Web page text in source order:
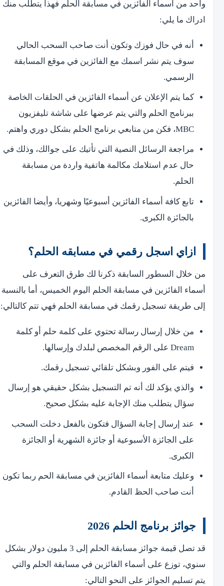
واحد من أسماء الفائزين في مسابقة الحلم فهذا يتطلب منك
ادراك ما يلي:
أنه في حال فوزك وتكون أنت صاحب السحب الحالي
سوف يتم نشر اسمك مع الفائزين في موقع المسابقة
الرسمي.
كما يتم الإعلان عن أسماء الفائزين في الحلقات الخاصة
ببرنامج الحلم والتي يتم عرضها على شاشة تليفزيون
MBC، فكن من متابعي برنامج الحلم بشكل دوري واهتم.
مراجعة الرسائل النصية التي تأتيك على جوالك، وذلك في
حال عدم استلامك مكالمة هاتفية واردة من مسابقة
الحلم.
تابع كافة أسماء الفائزين أسبوعيًا وشهريا، وأيضا الفائزين
بالجائزة الكبرى.
ازاي اسجل رقمي في مسابقه الحلم؟
من خلال السطور السابقة ذكرنا لك طرق التعرف على
أسماء الفائزين في مسابقة الحلم اليوم الخميس، أما بالنسبة
إلى طريقة تسجيل رقمك في مسابقة الحلم فهي تتم كالتالي:
من خلال إرسال رسالة تحتوي على كلمة حلم أو كلمة
Dream على الرقم المخصص لبلدك وإرسالها.
فيتم على الفور وبشكل تلقائي تسجيل رقمك.
والذي يؤكد لك أنه تم التسجيل بشكل حقيقي هو إرسال
سؤال يتطلب منك الإجابة عليه بشكل صحيح.
عند إرسال إجابة السؤال فتكون بالفعل دخلت السحب
على الجائزة الأسبوعية أو جائزة الشهرية أو الجائزة
الكبرى.
وعليك متابعة أسماء الفائزين في مسابقة الحم ربما تكون
أنت صاحب الحظ القادم.
جوائز برنامج الحلم 2026
قد تصل قيمة جوائز مسابقة الحلم إلى 3 مليون دولار بشكل
سنوي، توزع على أسماء الفائزين في مسابقة الحلم والتي
يتم تسليم الجوائز على النحو التالي: